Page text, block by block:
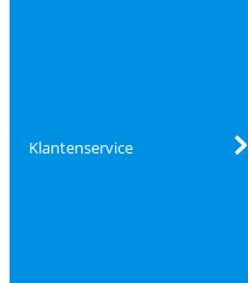
Klantenservice